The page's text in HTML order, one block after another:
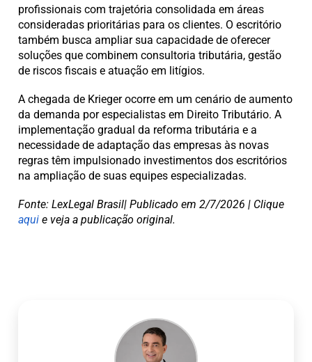
profissionais com trajetória consolidada em áreas
consideradas prioritárias para os clientes. O escritório
também busca ampliar sua capacidade de oferecer
soluções que combinem consultoria tributária, gestão
de riscos fiscais e atuação em litígios.
A chegada de Krieger ocorre em um cenário de aumento
da demanda por especialistas em Direito Tributário. A
implementação gradual da reforma tributária e a
necessidade de adaptação das empresas às novas
regras têm impulsionado investimentos dos escritórios
na ampliação de suas equipes especializadas.
Fonte: LexLegal Brasil| Publicado em 2/7/2026 | Clique
aqui e veja a publicação original.